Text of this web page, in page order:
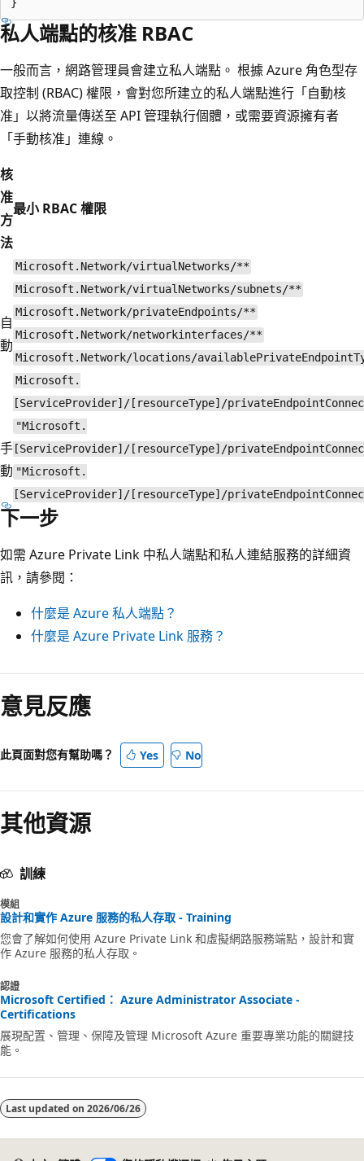
私人端點的核准 RBAC
一般而言，網路管理員會建立私人端點。 根據 Azure 角色型存
取控制 (RBAC) 權限，會對您所建立的私人端點進行「自動核
准」 以將流量傳送至 API 管理執行個體，或需要資源擁有者
「手動核准」 連線。
核
准
方
法
最小 RBAC 權限
自
動
Microsoft.Network/virtualNetworks/**
Microsoft.Network/virtualNetworks/subnets/**
Microsoft.Network/privateEndpoints/**
Microsoft.Network/networkinterfaces/**
Microsoft.Network/locations/
Microsoft.
[ServiceProvider]/[resourceType]/
手
動
"Microsoft.
[ServiceProvider]/[resourceType]/
"Microsoft.
[ServiceProvider]/[resourceType]/
下一步
如需 Azure Private Link 中私人端點和私人連結服務的詳細資
訊，請參閱：
什麼是 Azure 私人端點？
什麼是 Azure Private Link 服務？
意見反應
此頁面對您有幫助嗎？ Yes No
其他資源
訓練
模組
設計和實作 Azure 服務的私人存取 - Training
您會了解如何使用 Azure Private Link 和虛擬網路服務端點，設計和實
作 Azure 服務的私人存取。
認證
Microsoft Certified： Azure Administrator Associate -
Certifications
展現配置、管理、保障及管理 Microsoft Azure 重要專業功能的關鍵技
能。
Last updated on 2026/06/26